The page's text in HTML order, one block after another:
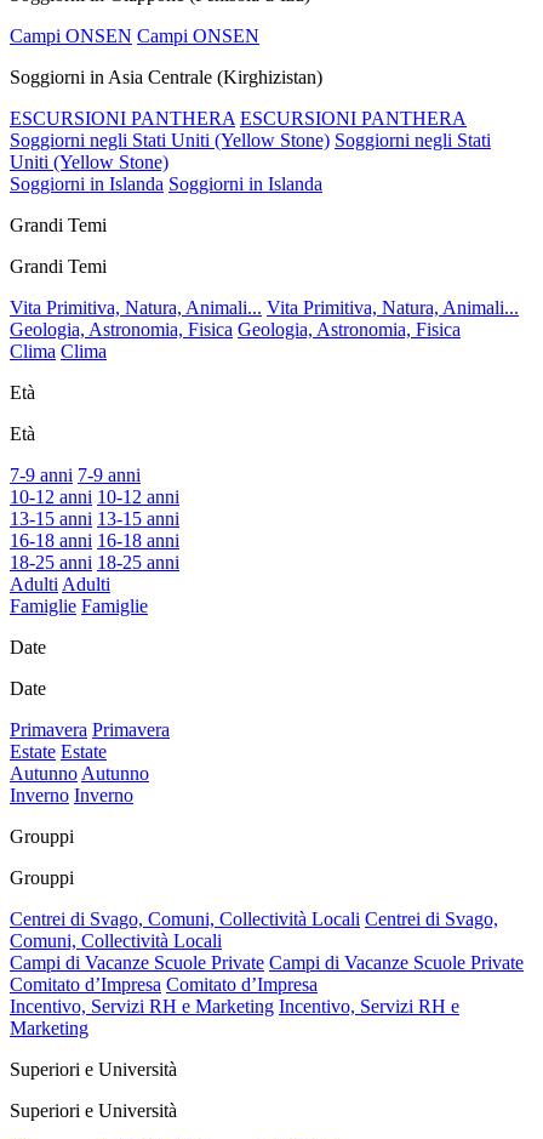
Campi ONSEN Campi ONSEN
Soggiorni in Asia Centrale (Kirghizistan)
ESCURSIONI PANTHERA ESCURSIONI PANTHERA
Soggiorni negli Stati Uniti (Yellow Stone) Soggiorni negli Stati
Uniti (Yellow Stone)
Soggiorni in Islanda Soggiorni in Islanda
Grandi Temi
Grandi Temi
Vita Primitiva, Natura, Animali... Vita Primitiva, Natura, Animali...
Geologia, Astronomia, Fisica Geologia, Astronomia, Fisica
Clima Clima
Età
Età
7-9 anni 7-9 anni
10-12 anni 10-12 anni
13-15 anni 13-15 anni
16-18 anni 16-18 anni
18-25 anni 18-25 anni
Adulti Adulti
Famiglie Famiglie
Date
Date
Primavera Primavera
Estate Estate
Autunno Autunno
Inverno Inverno
Grouppi
Grouppi
Centrei di Svago, Comuni, Collectività Locali Centrei di Svago,
Comuni, Collectività Locali
Campi di Vacanze Scuole Private Campi di Vacanze Scuole Private
Comitato d’Impresa Comitato d’Impresa
Incentivo, Servizi RH e Marketing Incentivo, Servizi RH e
Marketing
Superiori e Università
Superiori e Università